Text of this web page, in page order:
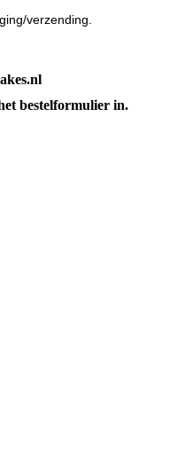
verzending.
bestelformulier in.